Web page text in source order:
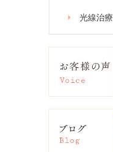
光線治療